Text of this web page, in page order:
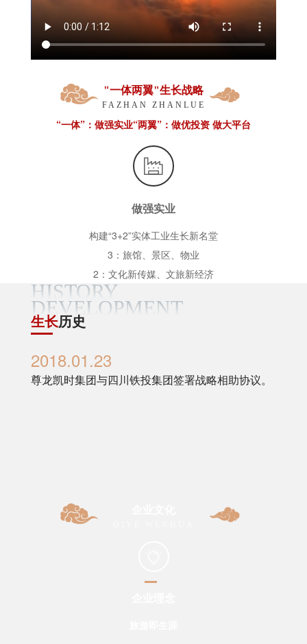
"一体两翼"生长战略
FAZHAN ZHANLUE
“一体”：做强实业“两翼”：做优投资 做大平台
做强实业
构建“3+2”实体工业生长新名堂
3：旅馆、景区、物业
2：文化新传媒、文旅新经济
HISTORY
DEVELOPMENT
生长历史
2018.01.23
尊龙凯时集团与四川铁投集团签署战略相助协议。